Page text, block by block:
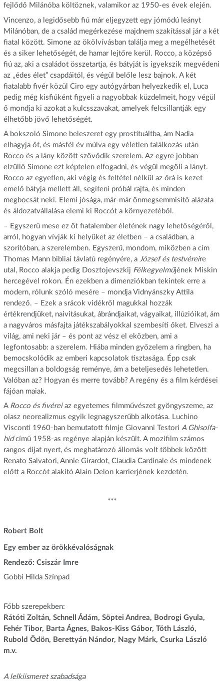
fejlődő Milánóba költöznek, valamikor az 1950-es évek elején.
Vincenzo, a legidősebb fiú már eljegyzett egy jómódú leányt
Milánóban, de a család megérkezése majdnem szakítással jár a két
fiatal között. Simone az ökölvívásban találja meg a megélhetését
és a siker lehetőségét, de hamar lejtőre kerül. Rocco, a középső
fiú az, aki a családot összetartja, és bátyját is igyekszik megvédeni
az „édes élet” csapdáitól, és végül belőle lesz bajnok. A két
fiatalabb fivér közül Ciro egy autógyárban helyezkedik el, Luca
pedig még kisfiúként figyeli a nagyobbak küzdelmeit, hogy végül
ő mondja ki azokat a kulcsszavakat, amelyek felcsillantják egy
élhetőbb jövő lehetőségét.
A bokszoló Simone beleszeret egy prostituáltba, ám Nadia
elhagyja őt, és másfél év múlva egy véletlen találkozás után
Rocco és a lány között szövődik szerelem. Az egyre jobban
elzüllő Simone ezt képtelen elfogadni, és végül megöli a lányt.
Rocco az egyetlen, aki végig és feltétel nélkül az őrá is kezet
emelő bátyja mellett áll, segíteni próbál rajta, és minden
megbocsát neki. Elemi jósága, már-már önmegsemmisítő alázata
és áldozatvállalása elemi ki Roccót a környezetéből.
– Egyszerű mese ez öt fiatalember életének nagy lehetőségéről,
arról, hogyan vívják ki helyüket az életben – a családban, a
szorítóban, a szerelemben. Egyszerű, mondom, miközben a cím
Thomas Mann bibliai távlatú regényére, a József és testvéreire
utal, Rocco alakja pedig Dosztojevszkij Félkegyelműjének Miskin
hercegével rokon. Én ezekben a dimenziókban tekintek erre a
modern, rólunk szóló mesére – mondja Vidnyánszky Attila
rendező. – Ezek a srácok vidékről magukkal hozzák
értékrendjüket, naivitásukat, ábrándjaikat, vágyaikat, illúzióikat, ám
a nagyváros másfajta játékszabályokkal szembesíti őket. Elveszi a
világ, ami neki jár – és pont az vész el eközben, ami a
legfontosabb: a szerelem. Hiába minden győzelem a ringben, ha
bemocskolódik az emberi kapcsolatok tisztasága. Épp csak
megcsillan a boldogság reménye, ám a beteljesedés lehetetlen.
Valóban az? Hogyan és merre tovább? A regény és a film kérdései
fájóan maiak.
A Rocco és fivéreiaz egyetemes filmművészet gyöngyszeme, az
olasz neorealizmus egyik legnagyszerűbb alkotása. Luchino
Visconti 1960-ban bemutatott filmje Giovanni Testori A Ghisolfa-
hídcímű 1958-as regénye alapján készült. A mozifilm számos
rangos díjat nyert, és meghatározó állomás volt többek között
Renato Salvatori, Annie Girardot, Claudia Cardinale és mindenek
előtt a Roccót alakító Alain Delon karrierjének kezdetén.
***
Robert Bolt
Egy ember az örökkévalóságnak
Rendező: Csiszár Imre
Gobbi Hilda Színpad
Főbb szerepekben:
Rátóti Zoltán, Schnell Ádám, Söptei Andrea, Bodrogi Gyula,
Fehér Tibor, Barta Ágnes, Bakos-Kiss Gábor, Tóth László,
Rubold Ödön, Berettyán Nándor, Nagy Márk, Csurka László
m.v.
A lelkiismeret szabadsága